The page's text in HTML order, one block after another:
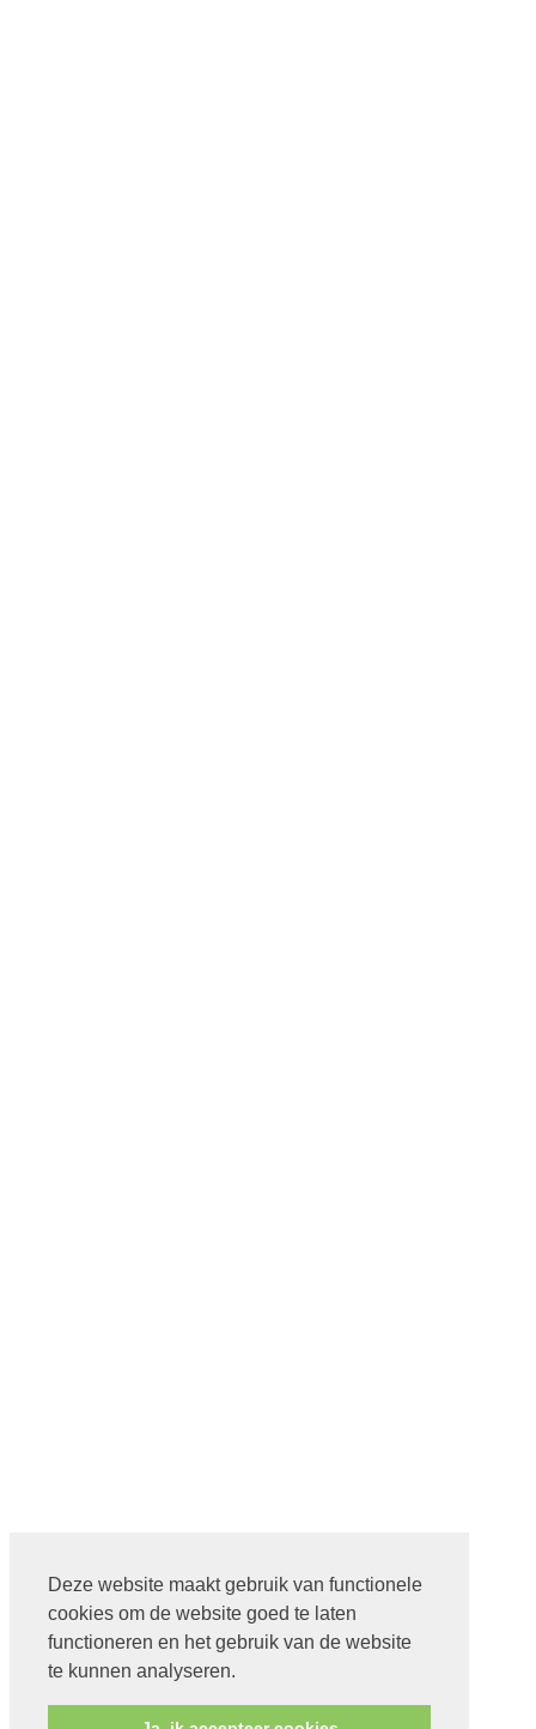
Deze website maakt gebruik van functionele
cookies om de website goed te laten
functioneren en het gebruik van de website
te kunnen analyseren.